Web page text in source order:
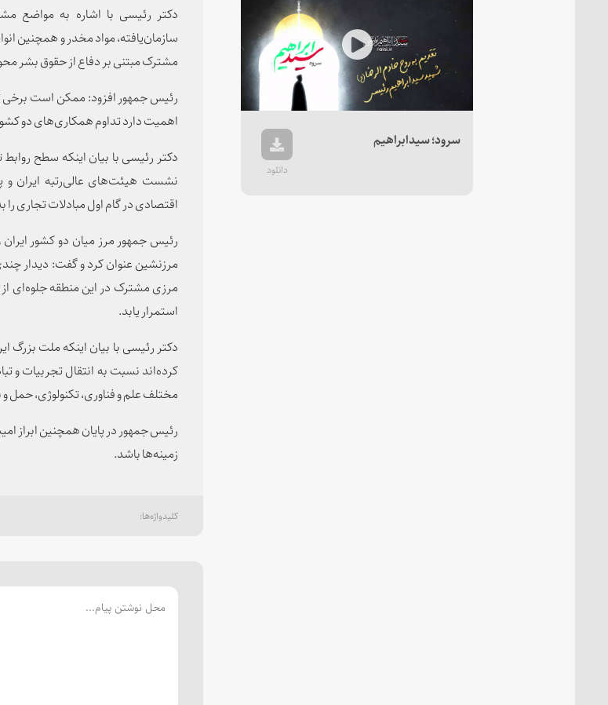
دکتر رئیسی با اشاره به مواضع
سازمان‌یافته، مواد مخدر و همچنین
مشترک مبتنی بر دفاع از حقوق بشر
رئیس جمهور افزود: ممکن است برخی
اهمیت دارد تداوم همکاری‌های دو
دکتر رئیسی با بیان اینکه سطح
نشست‌ هیئت‌های عالی‌رتبه ایران و
اقتصادی در گام اول مبادلات تجاری را به میزان 10 میلیارد
رئیس جمهور مرز میان دو کشور
مرز‌نشین عنوان کرد و گفت: دیدار
مرزی مشترک در این منطقه جلوه‌ای
استمرار یابد.
دکتر رئیسی با بیان اینکه ملت بزرگ
کرده‌اند نسبت به انتقال تجربیات و
مختلف علم و فناوری، تکنولوژی، حمل و
رئیس جمهور در پایان همچنین ابراز
زمینه‌ها باشد.
Play
Video
سرود؛ سیدابراهیم
دانلود